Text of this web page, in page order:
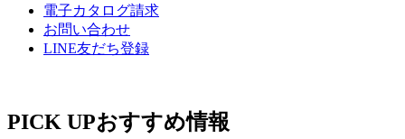
電子カタログ請求
お問い合わせ
LINE友だち登録
PICK UPおすすめ情報